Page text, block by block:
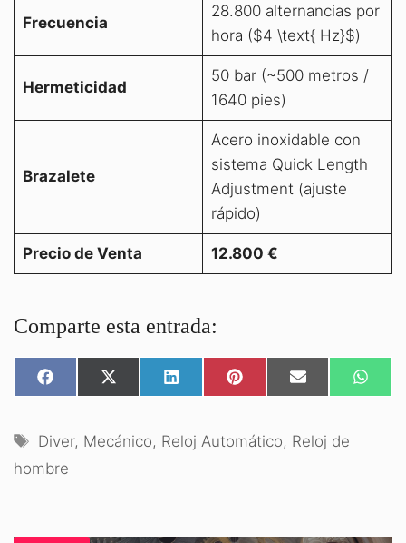
Frecuencia
28.800 alternancias por
hora ($4 \text{ Hz}$)
Hermeticidad
50 bar (~500 metros /
1640 pies)
Brazalete
Acero inoxidable con
sistema Quick Length
Adjustment (ajuste
rápido)
Precio de Venta 12.800 €
Comparte esta entrada:
COMPARTIR
EN
COMPARTIR
EN
COMPARTIR
EN
COMPARTIR
EN
COMPARTIR
EN
EN
Etiquetas
Diver, Mecánico, Reloj Automático, Reloj de
hombre